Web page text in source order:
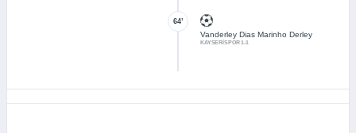
64’
Vanderley Dias Marinho Derley
KAYSERİSPOR 1-1